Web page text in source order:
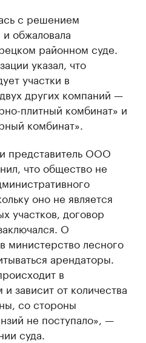
с решением
обжаловала
районном суде.
указал, что
участки в
других компаний —
плитный комбинат» и
комбинат».
представитель ООО
что общество не
оно не является
участков, договор
О
министерство лесного
арендаторы.
в
зависит от количества
со стороны
не поступало», —
суда.